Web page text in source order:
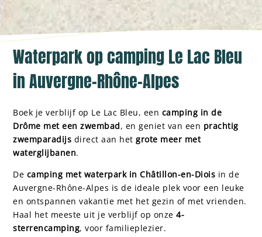
Waterpark op camping Le Lac Bleu
in Auvergne-Rhône-Alpes
Boek je verblijf op Le Lac Bleu, een camping in de
Drôme met een zwembad, en geniet van een prachtig
zwemparadijs direct aan hetgrote meer met
waterglijbanen.
De camping met waterpark in Châtillon-en-Diois in de
Auvergne-Rhône-Alpes is de ideale plek voor een leuke
en ontspannen vakantie met het gezin of met vrienden.
Haal het meeste uit je verblijf op onze4-
sterrencamping, voor familieplezier.